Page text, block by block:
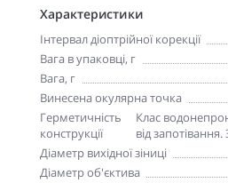
Характеристики
Інтервал діоптрійної корекції
Вага в упаковці, г
Вага, г
Винесена окулярна точка
Герметичність
конструкції
Клас
від
Діаметр вихідної зіниці
Діаметр об'єктива